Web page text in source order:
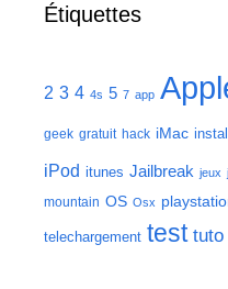
Étiquettes
2 3 4 4s 5 7 app
geek gratuit hack iMac
iPod itunes Jailbreak jeux
mountain OS Osx
telechargement test tuto